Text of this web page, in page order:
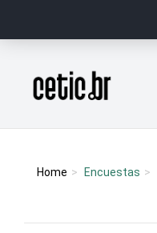
Página inicial
Home Encuestas